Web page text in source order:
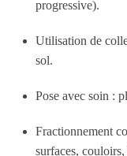
progressive).
Utilisation de
sol.
Pose avec soin :
Fractionnement
surfaces,